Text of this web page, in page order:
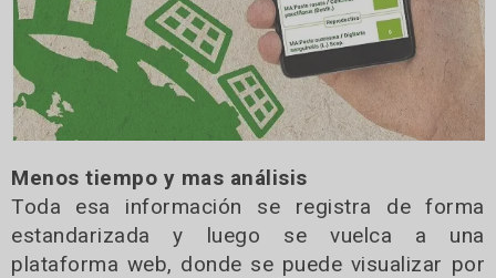
Menos tiempo y mas análisis
Toda esa información se registra de forma
estandarizada y luego se vuelca a una
plataforma web, donde se puede visualizar por